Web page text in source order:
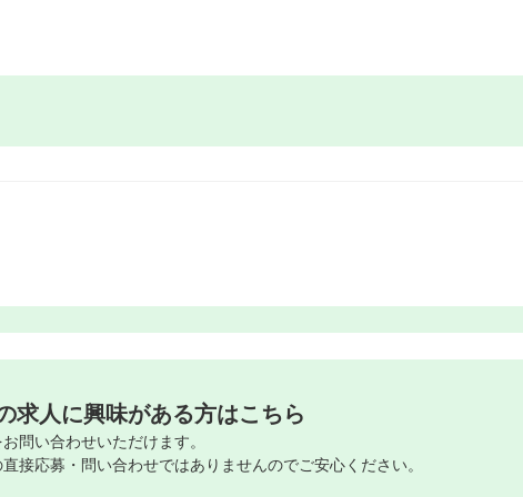
求人に興味がある方はこちら
問い合わせいただけます。
接応募・問い合わせではありませんのでご安心ください。